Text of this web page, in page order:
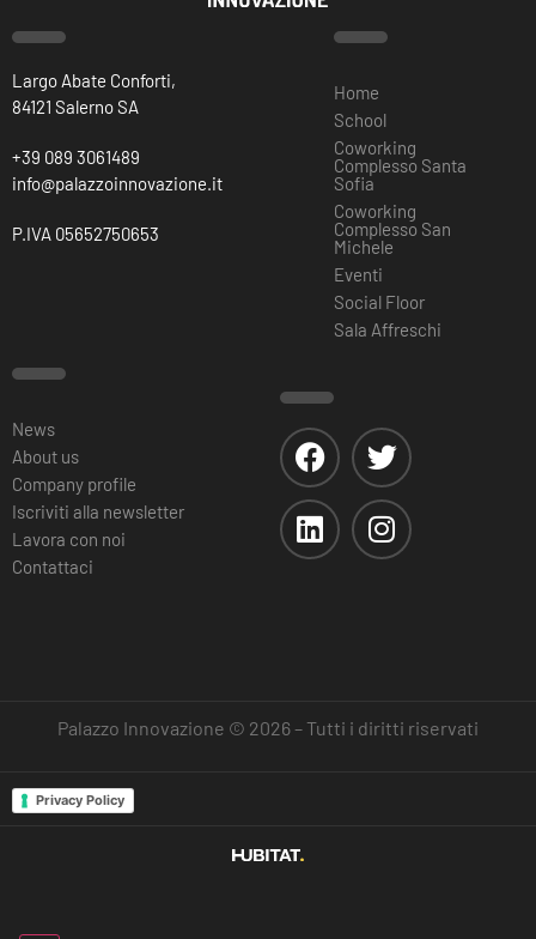
Largo Abate Conforti,
84121 Salerno SA
+39 089 3061489
info@palazzoinnovazione.it
P.IVA 05652750653
Home
School
Coworking
Complesso Santa
Sofia
Coworking
Complesso San
Michele
Eventi
Social Floor
Sala Affreschi
News
About us
Company profile
Iscriviti alla newsletter
Lavora con noi
Contattaci
Palazzo Innovazione © 2026 – Tutti i diritti riservati
Privacy Policy